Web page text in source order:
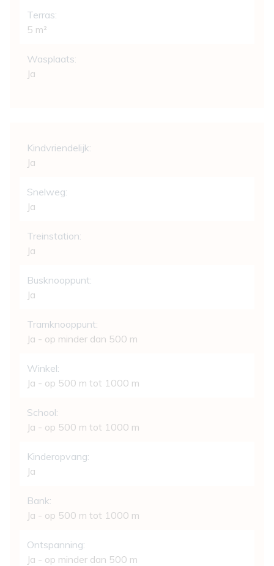
Terras:
5 m²
Wasplaats:
Ja
Kindvriendelijk:
Ja
Snelweg:
Ja
Treinstation:
Ja
Busknooppunt:
Ja
Tramknooppunt:
Ja - op minder dan 500 m
Winkel:
Ja - op 500 m tot 1000 m
School:
Ja - op 500 m tot 1000 m
Kinderopvang:
Ja
Bank:
Ja - op 500 m tot 1000 m
Ontspanning:
Ja - op minder dan 500 m